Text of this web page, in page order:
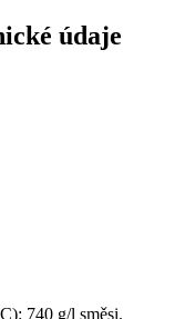
údaje
740 g/l směsi.